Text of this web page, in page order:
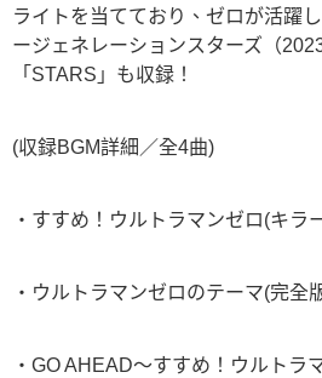
ライトを当てており、ゼロが活躍
ージェネレーションスターズ（
「STARS」も収録！
(収録BGM詳細／全4曲)
・すすめ！ウルトラマンゼロ(キラ
・ウルトラマンゼロのテーマ(完全
・GO AHEAD～すすめ！ウルトラ